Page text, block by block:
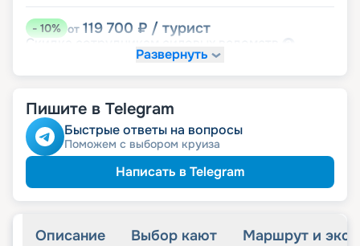
-10% от 119 700 ₽ / турист
Скидка сотрудникам силовых
Скидка многодетнымсемьям
действий и членам их
Развернуть
Пишите в Telegram
Быстрые ответы на вопросы
Поможем с выбором круиза
Написать в Telegram
Описание Выбор кают Маршрут и